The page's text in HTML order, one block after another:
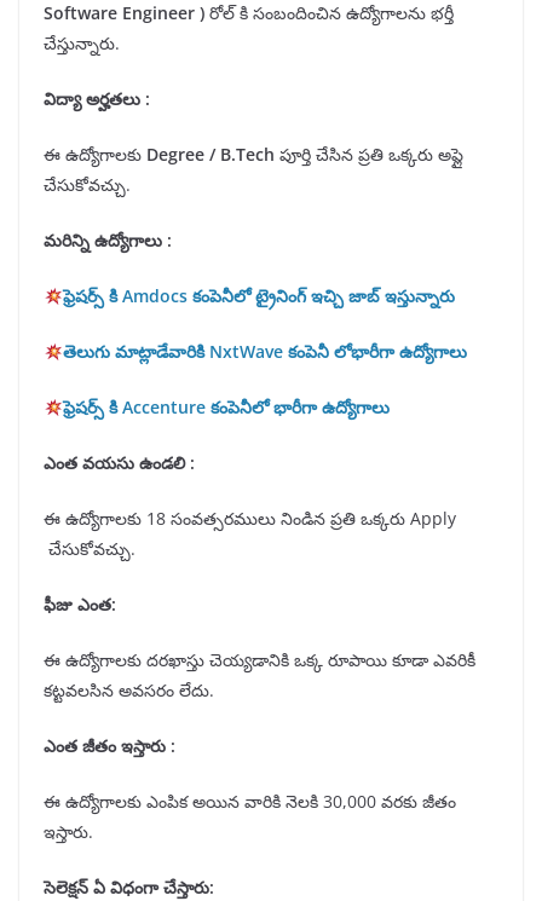
Software Engineer ) రోల్ కి సంబందించిన ఉద్యోగాలను భర్తీ
చేస్తున్నారు.
విద్యా అర్హతలు :
ఈ ఉద్యోగాలకు Degree / B.Tech పూర్తి చేసిన ప్రతి ఒక్కరు అప్లై
చేసుకోవచ్చు.
మరిన్ని ఉద్యోగాలు :
ఫ్రెషర్స్ కి Amdocs కంపెనీలో ట్రైనింగ్ ఇచ్చి జాబ్ ఇస్తున్నారు
తెలుగు మాట్లాడేవారికి NxtWave కంపెనీ లోభారీగా ఉద్యోగాలు
ఫ్రెషర్స్ కి Accenture కంపెనీలో భారీగా ఉద్యోగాలు
ఎంత వయసు ఉండలి :
ఈ ఉద్యోగాలకు 18 సంవత్సరములు నిండిన ప్రతి ఒక్కరు Apply
చేసుకోవచ్చు.
ఫీజు ఎంత:
ఈ ఉద్యోగాలకు దరఖాస్తు చెయ్యడానికి ఒక్క రూపాయి కూడా ఎవరికీ
కట్టవలసిన అవసరం లేదు.
ఎంత జీతం ఇస్తారు :
ఈ ఉద్యోగాలకు ఎంపిక అయిన వారికి నెలకి 30,000 వరకు జీతం
ఇస్తారు.
సెలెక్షన్ ఏ విధంగా చేస్తారు: